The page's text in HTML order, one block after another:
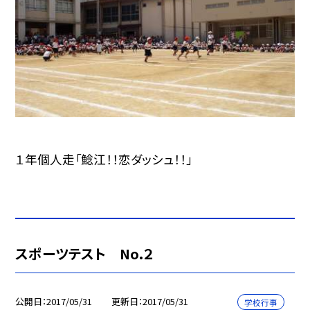
１年個人走「鯰江！！恋ダッシュ！！」
スポーツテスト No.２
公開日 2017/05/31 更新日 2017/05/31 学校行事